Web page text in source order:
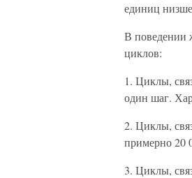
единиц
В поведении
циклов:
1. Циклы,
один шаг.
2. Циклы,
примерно 20
3. Циклы,